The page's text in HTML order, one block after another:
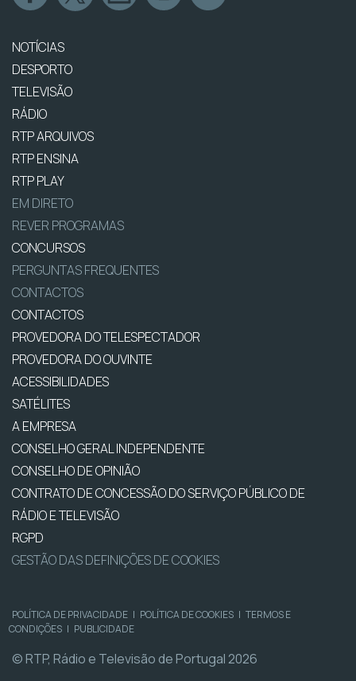
NOTÍCIAS
DESPORTO
TELEVISÃO
RÁDIO
RTP ARQUIVOS
RTP ENSINA
RTP PLAY
EM DIRETO
REVER PROGRAMAS
CONCURSOS
PERGUNTAS FREQUENTES
CONTACTOS
CONTACTOS
PROVEDORA DO TELESPECTADOR
PROVEDORA DO OUVINTE
ACESSIBILIDADES
SATÉLITES
A EMPRESA
CONSELHO GERAL INDEPENDENTE
CONSELHO DE OPINIÃO
CONTRATO DE CONCESSÃO DO SERVIÇO PÚBLICO DE
RÁDIO E TELEVISÃO
RGPD
GESTÃO DAS DEFINIÇÕES DE COOKIES
POLÍTICA DE PRIVACIDADE | POLÍTICA DE COOKIES | TERMOS E
CONDIÇÕES | PUBLICIDADE
© RTP, Rádio e Televisão de Portugal 2026